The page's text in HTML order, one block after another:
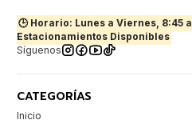
🕒 Horario: Lunes a Viernes, 8:45 a
Estacionamientos Disponibles
Síguenos
CATEGORÍAS
Inicio